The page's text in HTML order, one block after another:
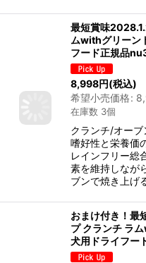
最短賞味
ムwithグリーン
フード正規品
8,998円(税込)
希望小売価格:
在庫数 3個
クランチ/オー
嗜好性と栄養価
レインフリー総
素を維持しなが
ブンで焼き上げ
おまけ付き！最
プ クランチ ラ
犬用ドライフー